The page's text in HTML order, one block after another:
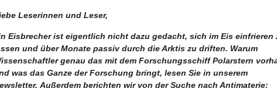
Leserinnen und Leser,
Eisbrecher ist eigentlich nicht dazu gedacht, sich im Eis einfrieren
und über Monate passiv durch die Arktis zu driften. Warum
genau das mit dem Forschungsschiff Polarstern
was das Ganze der Forschung bringt, lesen Sie in unserem
Außerdem berichten wir von der Suche nach Antimaterie: